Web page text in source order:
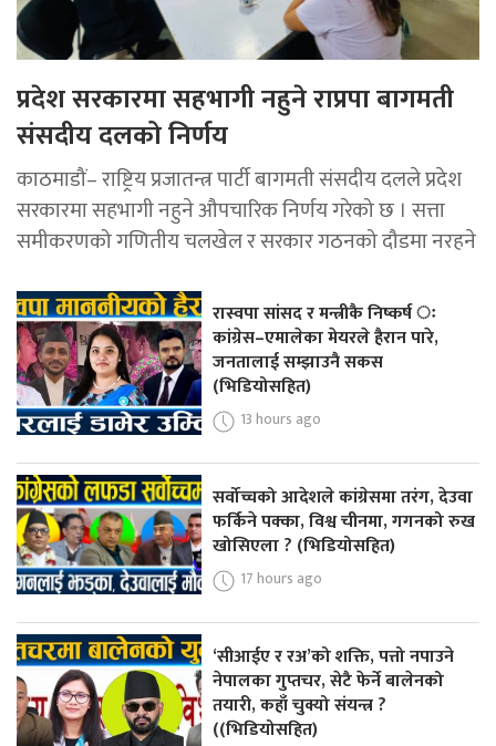
प्रदेश सरकारमा सहभागी नहुने राप्रपा बागमती
संसदीय दलको निर्णय
काठमाडौं– राष्ट्रिय प्रजातन्त्र पार्टी बागमती संसदीय दलले प्रदेश
सरकारमा सहभागी नहुने औपचारिक निर्णय गरेको छ । सत्ता
समीकरणको गणितीय चलखेल र सरकार गठनको दौडमा नरहने
रास्वपा सांसद र मन्त्रीकै निष्कर्ष ः
कांग्रेस–एमालेका मेयरले हैरान पारे,
जनतालाई सम्झाउनै सकस
(भिडियोसहित)
13 hours ago
सर्वोच्चको आदेशले कांग्रेसमा तरंग, देउवा
फर्किने पक्का, विश्व चीनमा, गगनको रुख
खोसिएला ? (भिडियोसहित)
17 hours ago
‘सीआईए र रअ’को शक्ति, पत्तो नपाउने
नेपालका गुप्तचर, सेटै फेर्ने बालेनको
तयारी, कहाँ चुक्यो संयन्त्र ?
((भिडियोसहित)